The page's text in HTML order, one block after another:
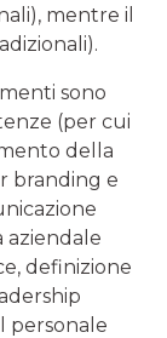
mentre il
sono
(per cui
della
branding e
aziendale
definizione
personale